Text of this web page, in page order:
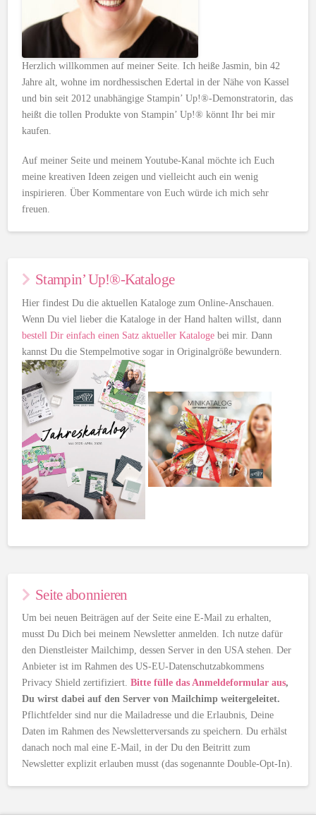
Herzlich willkommen auf meiner Seite. Ich heiße Jasmin, bin 42
Jahre alt, wohne im nordhessischen Edertal in der Nähe von Kassel
und bin seit 2012 unabhängige Stampin’ Up!®-Demonstratorin, das
heißt die tollen Produkte von Stampin’ Up!® könnt Ihr bei mir
kaufen.
Auf meiner Seite und meinem Youtube-Kanal möchte ich Euch
meine kreativen Ideen zeigen und vielleicht auch ein wenig
inspirieren. Über Kommentare von Euch würde ich mich sehr
freuen.
Stampin’ Up!®-Kataloge
Hier findest Du die aktuellen Kataloge zum Online-Anschauen.
Wenn Du viel lieber die Kataloge in der Hand halten willst, dann
bestell Dir einfach einen Satz aktueller Kataloge bei mir. Dann
kannst Du die Stempelmotive sogar in Originalgröße bewundern.
Seite abonnieren
Um bei neuen Beiträgen auf der Seite eine E-Mail zu erhalten,
musst Du Dich bei meinem Newsletter anmelden. Ich nutze dafür
den Dienstleister Mailchimp, dessen Server in den USA stehen. Der
Anbieter ist im Rahmen des US-EU-Datenschutzabkommens
Privacy Shield zertifiziert.Bitte fülle das Anmeldeformular aus,
Du wirst dabei auf den Server von Mailchimp weitergeleitet.
Pflichtfelder sind nur die Mailadresse und die Erlaubnis, Deine
Daten im Rahmen des Newsletterversands zu speichern. Du erhälst
danach noch mal eine E-Mail, in der Du den Beitritt zum
Newsletter explizit erlauben musst (das sogenannte Double-Opt-In).